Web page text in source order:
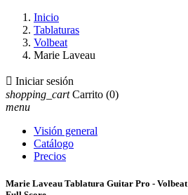
Inicio
Tablaturas
Volbeat
Marie Laveau
 Iniciar sesión
shopping_cart Carrito (0)
menu
Visión general
Catálogo
Precios
Marie Laveau Tablatura Guitar Pro - Volbeat